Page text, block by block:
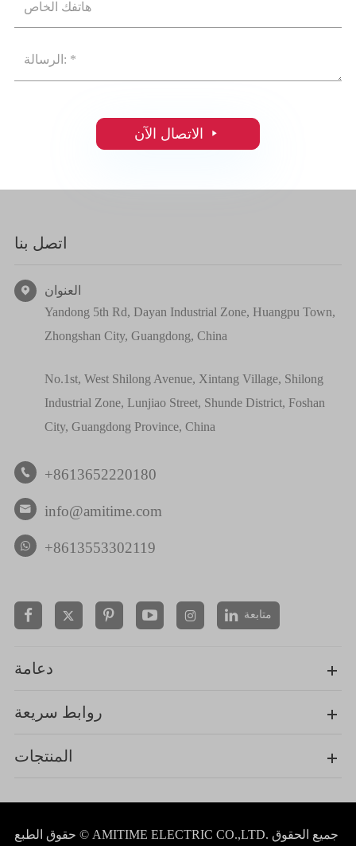

اتصل بنا

العنوان
Yandong 5th Rd, Dayan Industrial Zone, Huangpu Town,
Zhongshan City, Guangdong, China
No.1st, West Shilong Avenue, Xintang Village, Shilong
Industrial Zone, Lunjiao Street, Shunde District, Foshan
City, Guangdong Province, China
 +8613652220180
 info@amitime.com
+8613553302119
  متابعة
دعامة
روابط سريعة
المنتجات
حقوق الطبع © AMITIME ELECTRIC CO.,LTD. جميع الحقوق